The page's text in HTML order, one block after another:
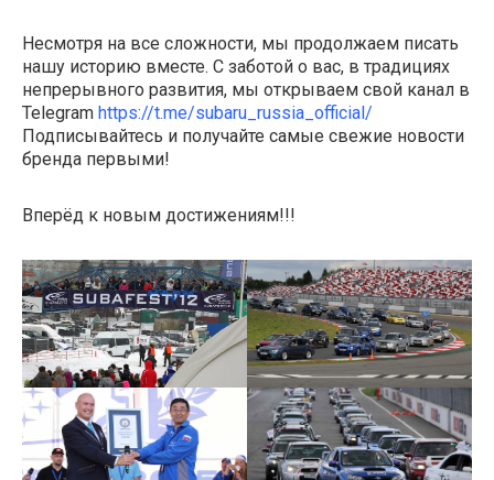
Несмотря на все сложности, мы продолжаем писать
нашу историю вместе. С заботой о вас, в традициях
непрерывного развития, мы открываем свой канал в
Telegram https://t.me/subaru_russia_official/
Подписывайтесь и получайте самые свежие новости
бренда первыми!
Вперёд к новым достижениям!!!